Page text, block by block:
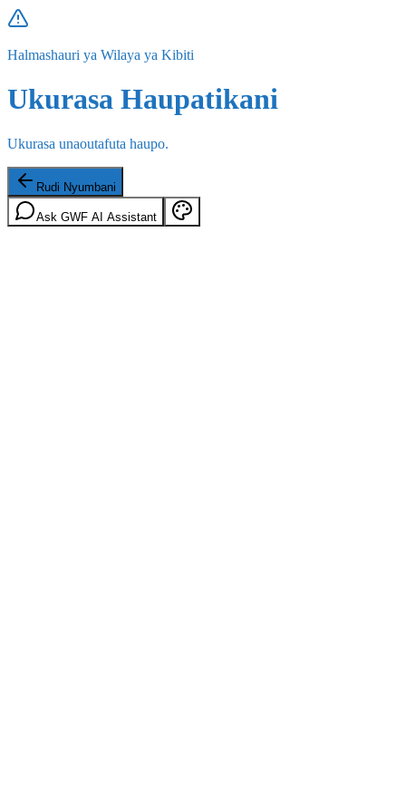
Halmashauri ya Wilaya ya Kibiti
Ukurasa Haupatikani
Ukurasa unaoutafuta haupo.
Rudi Nyumbani
Ask GWF AI Assistant